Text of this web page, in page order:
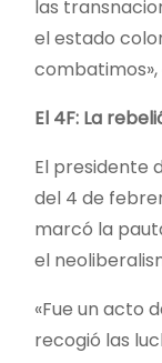
las
el estado
combatimos»,
El 4F: La
El presidente
del 4 de
marcó la
el
«Fue un acto
recogió las